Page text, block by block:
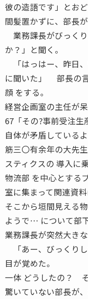
彼の造語です」とお
間髪置かずに、部長
業務課長がびっく
か？」と聞く。
「はっはー、昨日
に聞いた」 部長の
顔 をする。
経営企画室の主任が
67「その?事前受注
自体が矛盾している
筋三〇有余年の大先
スティクスの 導入に
物流部 を中心とする
室に集まって関連資
そこから垣間見える
ようで… について部
業務課長が突然大き
「あー、びっくりし
目が覚めた。
一体 どうしたの？
驚いていない部長が